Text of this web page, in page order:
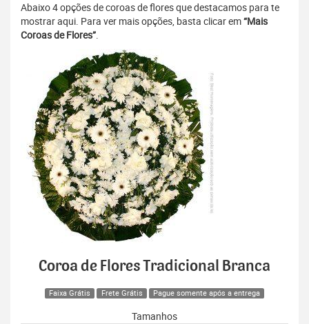
Abaixo 4 opções de coroas de flores que destacamos para te
mostrar aqui. Para ver mais opções, basta clicar em“Mais
Coroas de Flores”.
Coroa de Flores Tradicional Branca
Faixa Grátis Frete Grátis Pague somente após a entrega
Tamanhos